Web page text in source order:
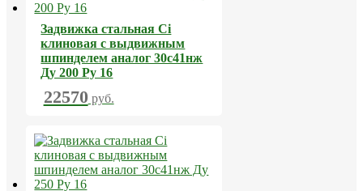
Задвижка стальная Ci
клиновая с выдвижным
шпинделем аналог 30с41нж
Ду 200 Ру 16
22570 руб.